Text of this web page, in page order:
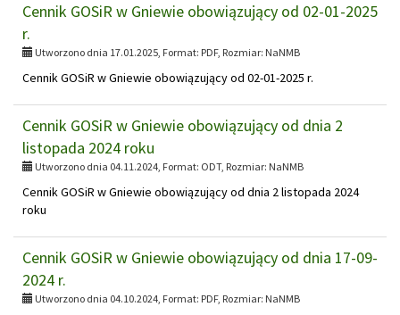
Cennik GOSiR w Gniewie obowiązujący od 02-01-2025
r.
Utworzono dnia 17.01.2025, Format: PDF, Rozmiar: NaNMB
Cennik GOSiR w Gniewie obowiązujący od 02-01-2025 r.
Cennik GOSiR w Gniewie obowiązujący od dnia 2
listopada 2024 roku
Utworzono dnia 04.11.2024, Format: ODT, Rozmiar: NaNMB
Cennik GOSiR w Gniewie obowiązujący od dnia 2 listopada 2024
roku
Cennik GOSiR w Gniewie obowiązujący od dnia 17-09-
2024 r.
Utworzono dnia 04.10.2024, Format: PDF, Rozmiar: NaNMB